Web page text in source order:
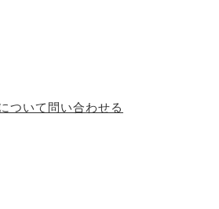
ついて問い合わせる